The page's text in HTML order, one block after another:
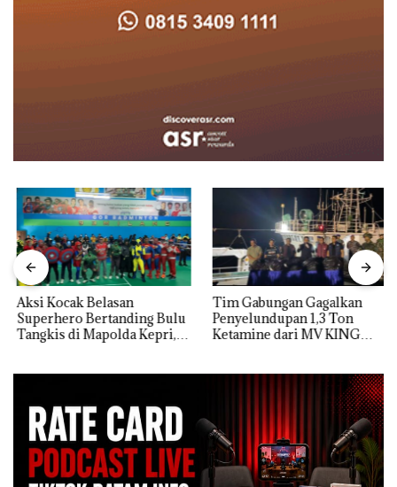
Aksi Kocak Belasan
Superhero Bertanding Bulu
Tangkis di Mapolda Kepri,
Tim Gabungan Gagalkan
Penyelundupan 1,3 Ton
Ketamine dari MV KING